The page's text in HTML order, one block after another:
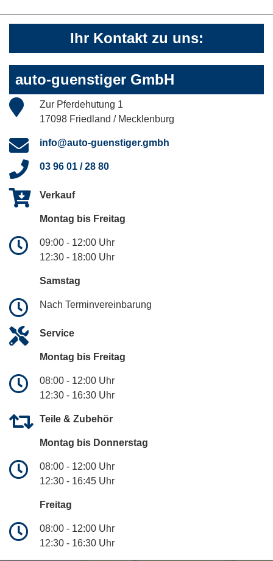
Ihr Kontakt zu uns:
auto-guenstiger GmbH
Zur Pferdehutung 1
17098 Friedland / Mecklenburg
info@auto-guenstiger.gmbh
03 96 01 / 28 80
Verkauf
Montag bis Freitag
09:00 - 12:00 Uhr
12:30 - 18:00 Uhr
Samstag
Nach Terminvereinbarung
Service
Montag bis Freitag
08:00 - 12:00 Uhr
12:30 - 16:30 Uhr
Teile & Zubehör
Montag bis Donnerstag
08:00 - 12:00 Uhr
12:30 - 16:45 Uhr
Freitag
08:00 - 12:00 Uhr
12:30 - 16:30 Uhr